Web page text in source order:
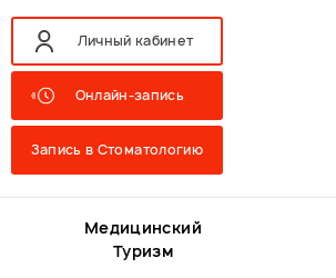
Личный кабинет
Онлайн-запись
Запись в Стоматологию
Медицинский
Туризм